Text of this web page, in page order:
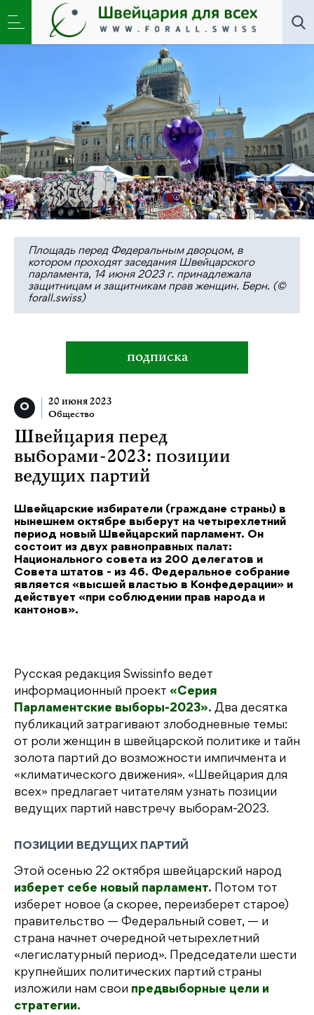
Общество
Швейцария перед выборами-2023:
позиции ведущих партий
Площадь перед Федеральным дворцом, в
котором проходят заседания Швейцарского
парламента, 14 июня 2023 г. принадлежала
защитницам и защитникам прав женщин. Берн. (©
forall.swiss)
подписка
20 июня 2023
Общество
Швейцария перед
выборами-2023: позиции
ведущих партий
Швейцарские избиратели (граждане страны) в
нынешнем октябре выберут на четырехлетний
период новый Швейцарский парламент. Он
состоит из двух равноправных палат:
Национального совета из 200 делегатов и
Совета штатов - из 46. Федеральное собрание
является «высшей властью в Конфедерации» и
действует «при соблюдении прав народа и
кантонов».
Русская редакция Swissinfo ведет
информационный проект «Серия
Парламентские выборы-2023». Два десятка
публикаций затрагивают злободневные темы:
от роли женщин в швейцарской политике и тайн
золота партий до возможности импичмента и
«климатического движения». «Швейцария для
всех» предлагает читателям узнать позиции
ведущих партий навстречу выборам-2023.
ПОЗИЦИИ ВЕДУЩИХ ПАРТИЙ
Этой осенью 22 октября швейцарский народ
изберет себе новый парламент. Потом тот
изберет новое (а скорее, переизберет старое)
правительство — Федеральный совет, — и
страна начнет очередной четырехлетний
«легислатурный период». Председатели шести
крупнейших политических партий страны
изложили нам свои предвыборные цели и
стратегии.